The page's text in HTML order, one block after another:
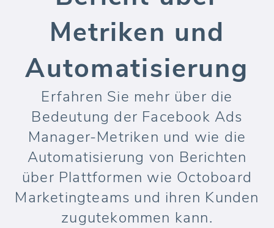
Metriken und
Automatisierung
Erfahren Sie mehr über die
Bedeutung der Facebook Ads
Manager-Metriken und wie die
Automatisierung von Berichten
über Plattformen wie Octoboard
Marketingteams und ihren Kunden
zugutekommen kann.